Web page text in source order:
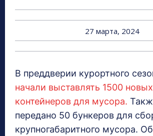
27 марта, 2024
В преддверии курортного
начали выставлять 1500 новых
контейнеров для мусора.
передано 50 бункеров для
крупногабаритного мусора.